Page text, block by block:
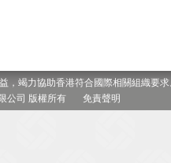
，竭力協助香港符合國際相關組織要
限公司 版權所有 免責聲明